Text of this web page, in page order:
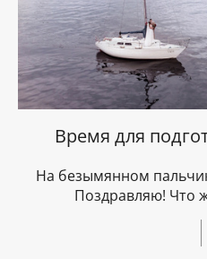
Время для
На безымянном
Поздравляю! Что